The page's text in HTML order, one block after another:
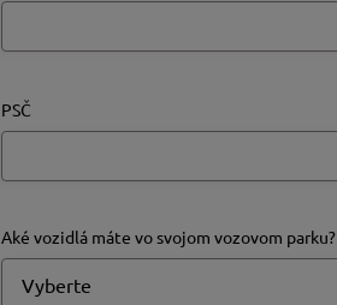
PSČ
Aké vozidlá máte vo svojom vozovom parku?